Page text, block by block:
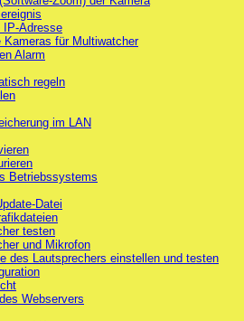
IP-Adresse
Kameras für Multiwatcher
Alarm
regeln
im LAN
Betriebssystems
Datei
testen
und Mikrofon
des Lautsprechers einstellen und testen
Webservers